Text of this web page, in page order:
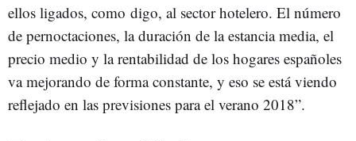
ellos ligados, como digo, al sector hotelero. El número
de pernoctaciones, la duración de la estancia media, el
precio medio y la rentabilidad de los hogares españoles
va mejorando de forma constante, y eso se está viendo
reflejado en las previsiones para el verano 2018”.